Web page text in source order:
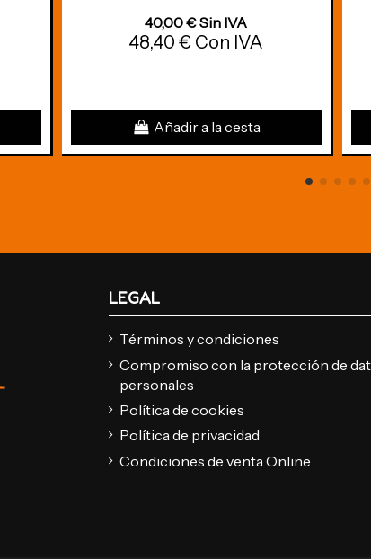
40,00 € Sin IVA
48,40 € Con IVA
Añadir a la cesta
LEGAL
Términos y condiciones
Compromiso con la protección de
personales
Política de cookies
Política de privacidad
Condiciones de venta Online